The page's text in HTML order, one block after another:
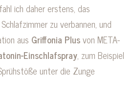
ich daher erstens, das
zu verbannen, und
aus Griffonia Plusvon META-
Einschlafspray, zum Beispiel
unter die Zunge